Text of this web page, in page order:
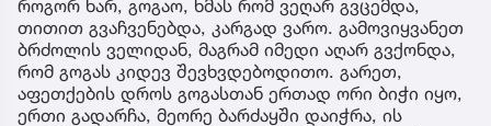
როგორ ხარ, გოგაო, ხმას რომ ვეღარ გვცემდა,
თითით გვაჩვენებდა, კარგად ვარო. გამოვიყვანეთ
ბრძოლის ველიდან, მაგრამ იმედი აღარ გვქონდა,
რომ გოგას კიდევ შევხვდებოდითო. გარეთ,
აფეთქების დროს გოგასთან ერთად ორი ბიჭი იყო,
ერთი გადარჩა, მეორე ბარძაყში დაიჭრა, ის